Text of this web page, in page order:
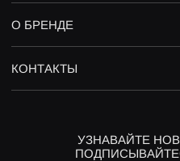
О БРЕНДЕ
КОНТАКТЫ
УЗНАВАЙТЕ